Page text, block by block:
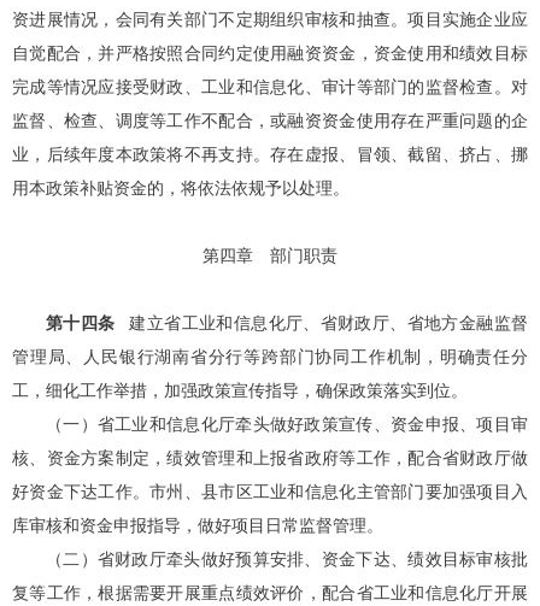
资进展情况，会同有关部门不定期组织审核和抽查。项目实施企业应
自觉配合，并严格按照合同约定使用融资资金，资金使用和绩效目标
完成等情况应接受财政、工业和信息化、审计等部门的监督检查。对
监督、检查、调度等工作不配合，或融资资金使用存在严重问题的企
业，后续年度本政策将不再支持。存在虚报、冒领、截留、挤占、挪
用本政策补贴资金的，将依法依规予以处理。
第四章 部门职责
第十四条 建立省工业和信息化厅、省财政厅、 省地方金融监督
管理局、人民银行湖南省分行等跨部门协同工作机制，明确责任分
工，细化工作举措，加强政策宣传指导，确保政策落实到位。
（一） 省工业和信息化厅牵头做好政策宣传、资金申报、项目审
核、资金方案制定，绩效管理和上报省政府等工作，配合省财政厅做
好资金下达工作。市州、县市区工业和信息化主管部门 要加强项目入
库审核和资金申报指导，做好项目日常监督管理。
（二） 省财政厅牵头做好预算安排、资金下达、绩效目标审核批
复等工作，根据需要开展重点绩效评价，配合省工业和信息化厅开展